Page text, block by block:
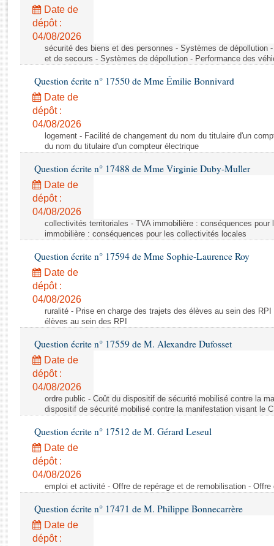
Rapports législatifs
Rapports sur l'application des lois
Baromètre de l’application des lois
Dossiers législatifs
Budget et sécurité sociale
Questions écrites et orales
Comptes rendus des débats
Date de
dépôt :
04/08/2026
sécurité des biens et des personnes - Systèmes de dépollution
et de secours - Systèmes de dépollution - Performance des
Question écrite n° 17550 de Mme Émilie Bonnivard
Date de
dépôt :
04/08/2026
logement - Facilité de changement du nom du titulaire d'un
du nom du titulaire d'un compteur électrique
Question écrite n° 17488 de Mme Virginie Duby-Muller
Date de
dépôt :
04/08/2026
collectivités territoriales - TVA immobilière : conséquences
immobilière : conséquences pour les collectivités locales
Question écrite n° 17594 de Mme Sophie-Laurence Roy
Date de
dépôt :
04/08/2026
ruralité - Prise en charge des trajets des élèves au sein des
élèves au sein des RPI
Question écrite n° 17559 de M. Alexandre Dufosset
Date de
dépôt :
04/08/2026
ordre public - Coût du dispositif de sécurité mobilisé contre la
dispositif de sécurité mobilisé contre la manifestation visant le
Question écrite n° 17512 de M. Gérard Leseul
Date de
dépôt :
04/08/2026
emploi et activité - Offre de repérage et de remobilisation -
Question écrite n° 17471 de M. Philippe Bonnecarrère
Date de
dépôt :